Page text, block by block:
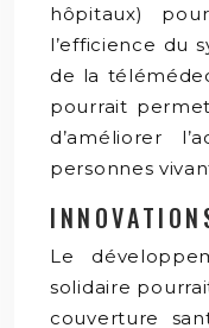
hôpitaux)
l’efficience du
de la
pourrait
d’améliorer
personnes
Le
solidaire
couverture